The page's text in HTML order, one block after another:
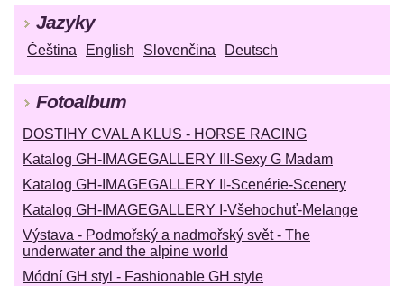
Jazyky
Čeština English Slovenčina Deutsch
Fotoalbum
DOSTIHY CVAL A KLUS - HORSE RACING
Katalog GH-IMAGEGALLERY III-Sexy G Madam
Katalog GH-IMAGEGALLERY II-Scenérie-Scenery
Katalog GH-IMAGEGALLERY I-Všehochuť-Melange
Výstava - Podmořský a nadmořský svět - The
underwater and the alpine world
Módní GH styl - Fashionable GH style